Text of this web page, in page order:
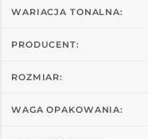
WARIACJA TONALNA:
PRODUCENT:
ROZMIAR:
WAGA OPAKOWANIA: